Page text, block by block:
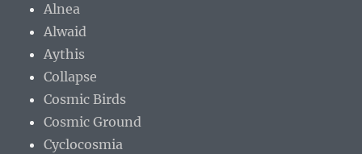
Alnea
Alwaid
Aythis
Collapse
Cosmic Birds
Cosmic Ground
Cyclocosmia